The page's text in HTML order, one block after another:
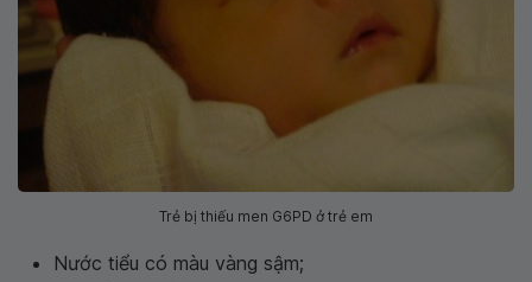
Trẻ bị thiếu men G6PD ở trẻ em
Nước tiểu có màu vàng sậm;